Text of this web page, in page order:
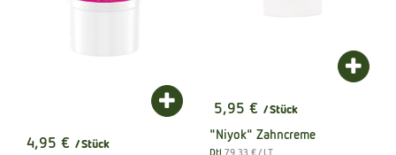
4,95 € / Stück
Produkt zum Warenkorb hinzufügen
, Preis:
5,95 € / Stück
"Niyok" Zahncreme
Dtl., Referenzpreis:
79,33 €/ LT